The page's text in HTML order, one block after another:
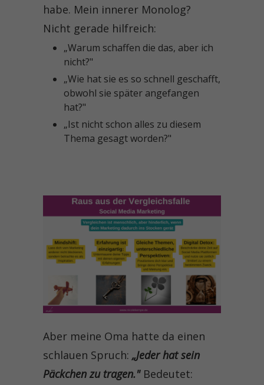
habe. Mein innerer Monolog?
Nicht gerade hilfreich:
„Warum schaffen die das, aber ich
nicht?"
„Wie hat sie es so schnell geschafft,
obwohl sie später angefangen
hat?"
„Ist nicht schon alles zu diesem
Thema gesagt worden?"
Aber meine Oma hatte da einen
schlauen Spruch:„Jeder hat sein
Päckchen zu tragen."Bedeutet: